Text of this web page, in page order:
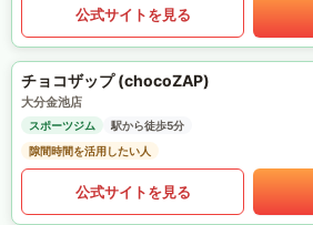
公式サイトを見る
チョコザップ (chocoZAP)
大分金池店
スポーツジム
駅から徒歩5分
隙間時間を活用したい人
公式サイトを見る